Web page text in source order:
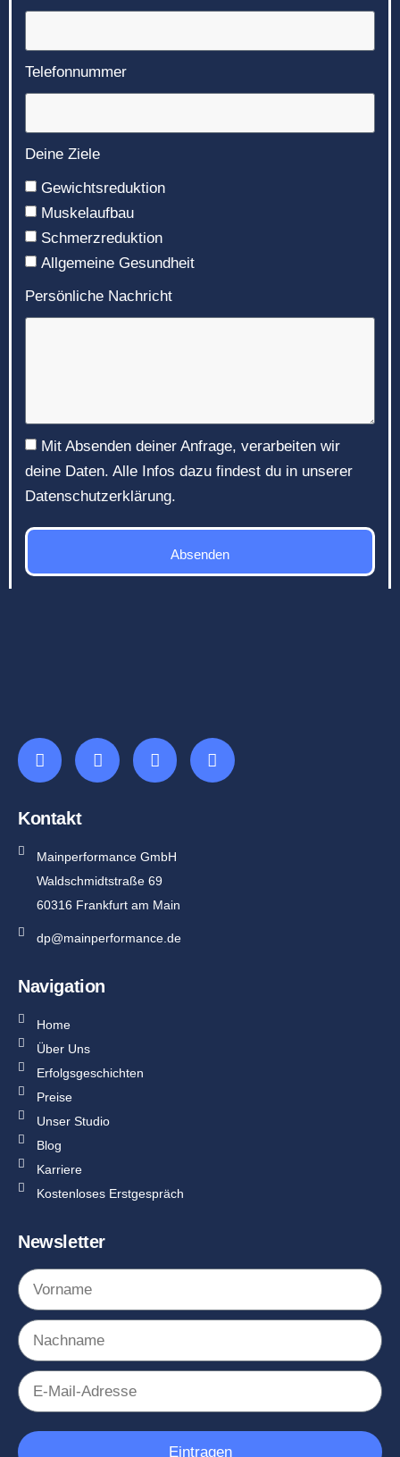
Telefonnummer
Deine Ziele
Gewichtsreduktion
Muskelaufbau
Schmerzreduktion
Allgemeine Gesundheit
Persönliche Nachricht
Mit Absenden deiner Anfrage, verarbeiten wir
deine Daten. Alle Infos dazu findest du in unserer
Datenschutzerklärung.
Absenden
Kontakt
Mainperformance GmbH
Waldschmidtstraße 69
60316 Frankfurt am Main
dp@mainperformance.de
Navigation
Home
Über Uns
Erfolgsgeschichten
Preise
Unser Studio
Blog
Karriere
Kostenloses Erstgespräch
Newsletter
Eintragen